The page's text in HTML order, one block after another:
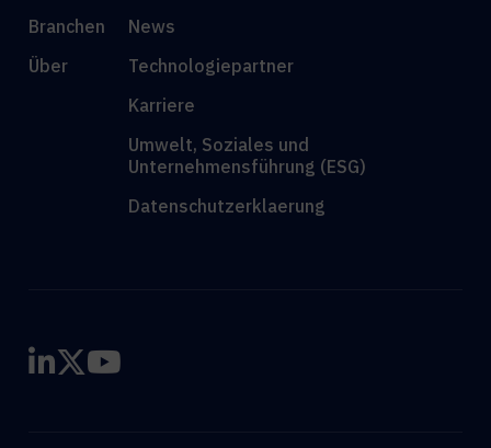
Branchen
Über
News
Technologiepartner
Karriere
Umwelt, Soziales und
Unternehmensführung (ESG)
Datenschutzerklaerung